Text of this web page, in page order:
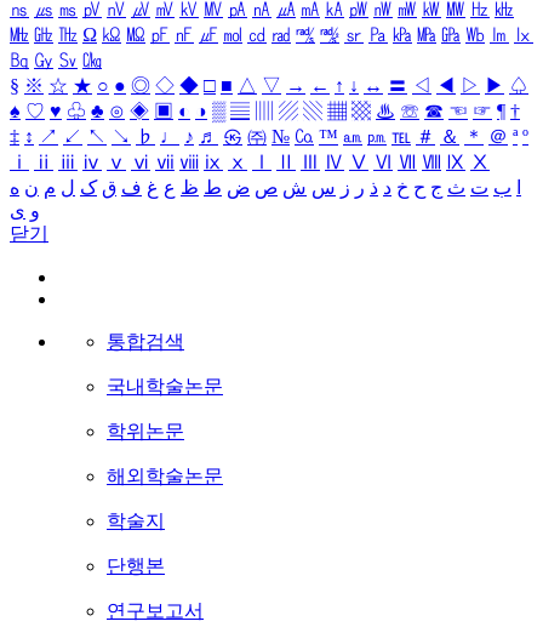
㎱ ㎲ ㎳ ㎴ ㎵ ㎶ ㎷ ㎸ ㎹ ㎀ ㎁ ㎂ ㎃ ㎄ ㎺ ㎻ ㎽ ㎾ ㎿ ㎐ ㎑
㎒ ㎓ ㎔ Ω ㏀ ㏁ ㎊ ㎋ ㎌ ㏖ ㏅ ㎭ ㎮ ㎯ ㏛ ㎩ ㎪ ㎫ ㎬ ㏝ ㏐
㏓
㏃ ㏉ ㏜ ㏆
§ ※ ☆ ★ ○ ● ◎ ◇ ◆ □ ■ △ ▽ → ← ↑ ↓ ↔ 〓 ◁ ◀ ▷ ▶ ♤
♠ ♡ ♥ ♧ ♣ ⊙ ◈ ▣ ◐ ◑ ▒ ▤ ▨ ▧ ▦ ▩ ♨ ☏ ☎ ☜ ☞ ¶ †
‡ ↕ ↗ ↙ ↖ ↘ ♭ ♩ ♪ ♬ ㉿ ㈜ № ㏇ ™ ㏂ ㏘ ℡ ＃ ＆ ＊ ＠ ª º
ⅰ
ⅱ ⅲ ⅳ ⅴ ⅵ ⅶ ⅷ ⅸ ⅹ Ⅳ Ⅴ Ⅵ Ⅶ Ⅷ Ⅸ Ⅹ
ب ت ث ج ح خ د ذ ر ز س ش ص ض ط ظ ع غ ف ق ک ل م ن ه
و ی
닫기
통합검색
국내학술논문
학위논문
해외학술논문
학술지
단행본
연구보고서